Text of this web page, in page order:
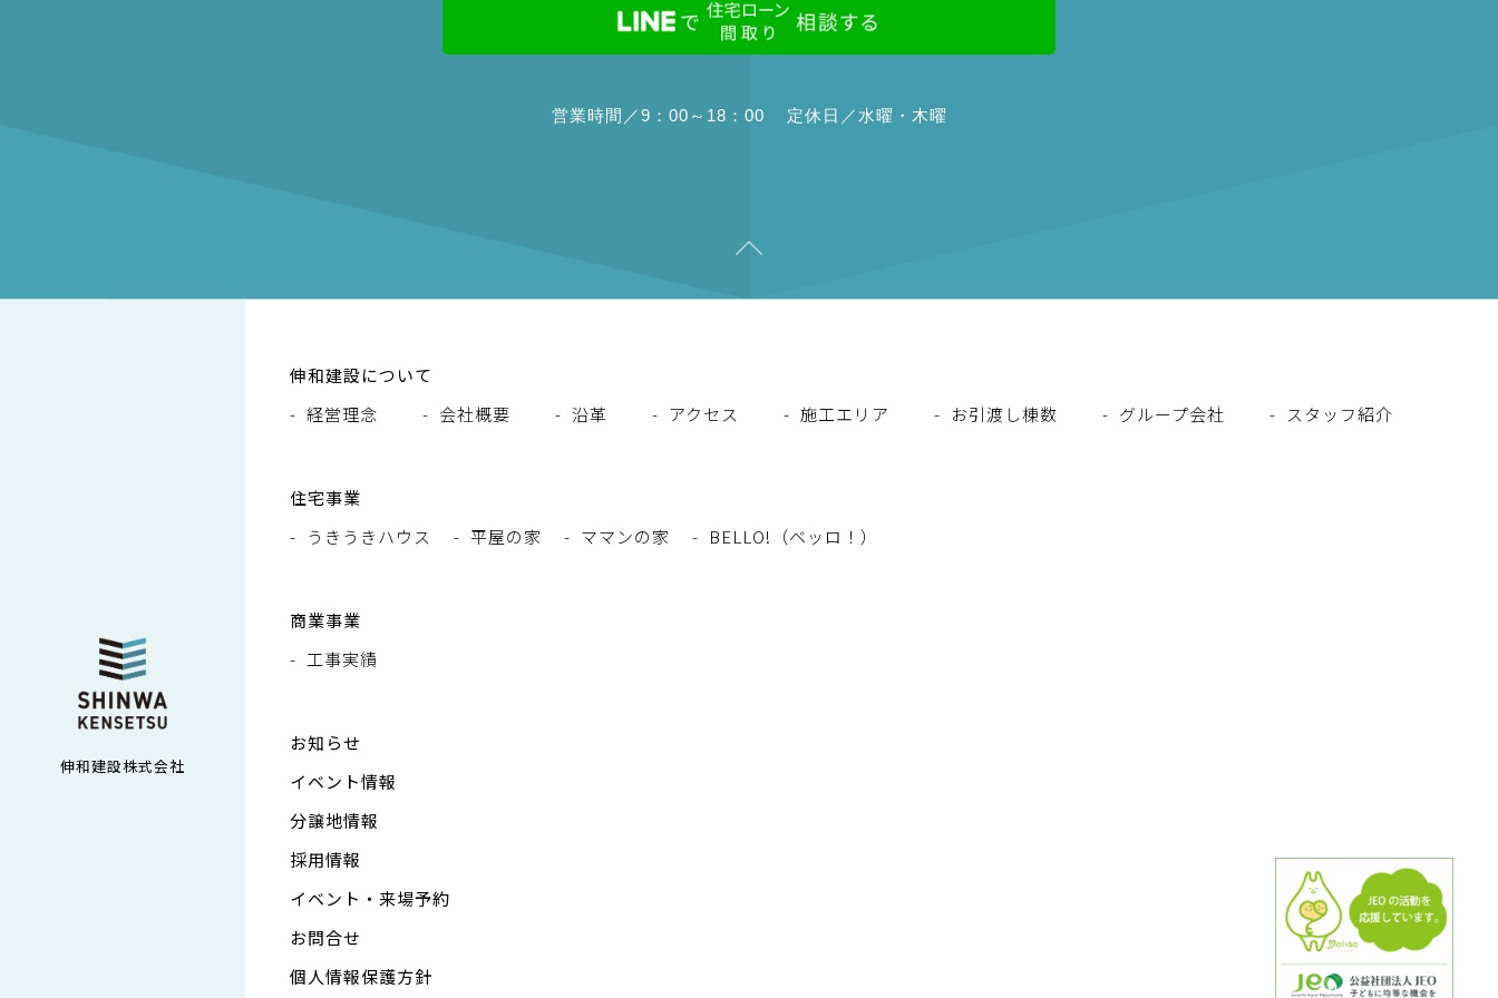
営業時間／9：00～18：00 定休日／水曜・木曜
伸和建設株式会社
伸和建設について
経営理念
会社概要 沿革 アクセス 施工エリア お引渡し棟数 グループ会社 スタッフ紹介
住宅事業
うきうきハウス
平屋の家 ママンの家 BELLO!（ベッロ！）
商業事業
工事実績
お知らせ
イベント情報
分譲地情報
採用情報
イベント・来場予約
お問合せ
個人情報保護方針